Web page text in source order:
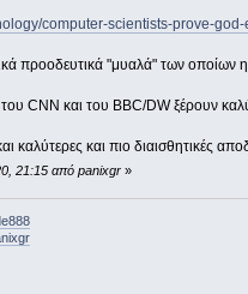
computer-scientists-prove-
προοδευτικά "μυαλά" των οποίων
CNN και του BBC/DW ξέρουν
καλύτερες και πιο διαισθητικές
21:15 από panixgr»